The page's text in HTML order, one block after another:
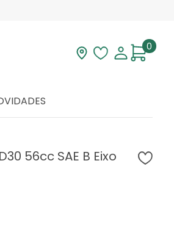
Visite nossa loja
Lista deMinha
0
56cc SAE B Eixo